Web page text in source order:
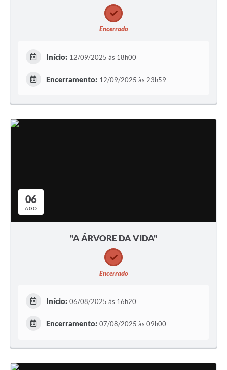
Encerrado
Início: 12/09/2025 às 18h00
Encerramento: 12/09/2025 às 23h59
06
AGO
"A ÁRVORE DA VIDA"
Encerrado
Início: 06/08/2025 às 16h20
Encerramento: 07/08/2025 às 09h00